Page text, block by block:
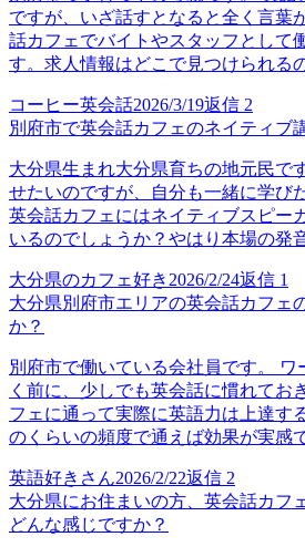
ですが、いざ話すとなると全く言葉
話カフェでバイトやスタッフとして
す。求人情報はどこで見つけられる
コーヒー英会話2026/3/19返信 2
別府市で英会話カフェのネイティブ
大分県生まれ大分県育ちの地元民で
せたいのですが、自分も一緒に学び
英会話カフェにはネイティブスピー
いるのでしょうか？やはり本場の発
大分県のカフェ好き 2026/2/24返信 1
大分県別府市エリアの英会話カフェ
か？
別府市で働いている会社員です。
く前に、少しでも英会話に慣れてお
フェに通って実際に英語力は上達す
のくらいの頻度で通えば効果が実感
英語好きさん2026/2/22返信 2
大分県にお住まいの方、英会話カフ
どんな感じですか？